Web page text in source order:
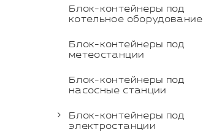
Блок-контейнеры под
котельное оборудование
Блок-контейнеры под
метеостанции
Блок-контейнеры под
насосные станции
Блок-контейнеры под
электростанции